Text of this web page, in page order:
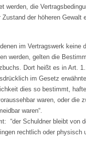
werden, die
der höheren Gewalt
im Vertragswerk keine
werden, gelten die
Dort heißt es in Art.
im Gesetz
dies so bestimmt,
waren, oder die
waren“.
“der Schuldner bleibt von
rechtlich oder physisch